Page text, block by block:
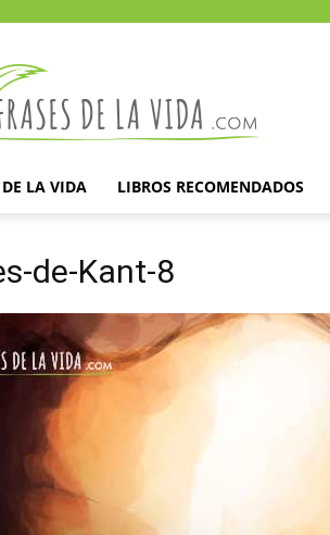
la
vida
DE LA VIDA LIBROS RECOMENDADOS
de-Kant-8